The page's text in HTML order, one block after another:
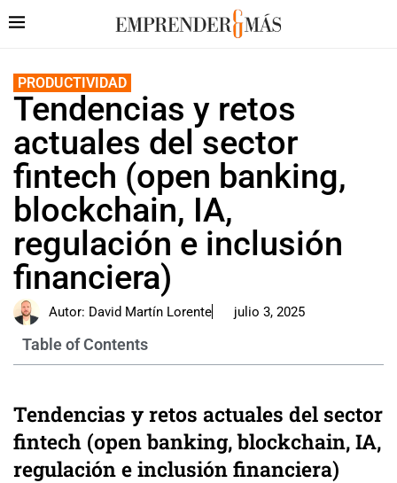
PRODUCTIVIDAD
Tendencias y retos
actuales del sector
fintech (open banking,
blockchain, IA,
regulación e inclusión
financiera)
Autor: David Martín Lorente julio 3, 2025
Table of Contents
Tendencias y retos actuales del sector
fintech (open banking, blockchain, IA,
regulación e inclusión financiera)